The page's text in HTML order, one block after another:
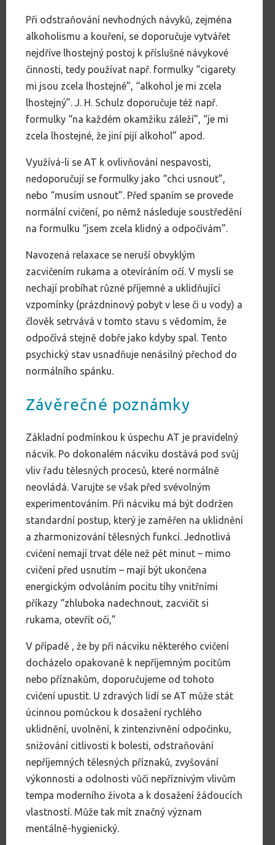
Při odstraňování nevhodných návyků, zejména
alkoholismu a kouření, se doporučuje vytvářet
nejdříve lhostejný postoj k příslušné návykové
činnosti, tedy používat např. formulky “cigarety
mi jsou zcela lhostejné”, “alkohol je mi zcela
lhostejný”. J. H. Schulz doporučuje též např.
formulky “na každém okamžiku záleží”, “je mi
zcela lhostejné, že jiní pijí alkohol” apod.
Využívá-li se AT k ovlivňování nespavosti,
nedoporučují se formulky jako “chci usnout”,
nebo “musím usnout”. Před spaním se provede
normální cvičení, po němž následuje soustředění
na formulku “jsem zcela klidný a odpočívám”.
Navozená relaxace se neruší obvyklým
zacvičením rukama a otevíráním očí. V mysli se
nechají probíhat různé příjemné a uklidňující
vzpomínky (prázdninový pobyt v lese či u vody) a
člověk setrvává v tomto stavu s vědomím, že
odpočívá stejně dobře jako kdyby spal. Tento
psychický stav usnadňuje nenásilný přechod do
normálního spánku.
Závěrečné poznámky
Základní podmínkou k úspechu AT je pravidelný
nácvik. Po dokonalém nácviku dostává pod svůj
vliv řadu tělesných procesů, které normálně
neovládá. Varujte se však před svévolným
experimentováním. Při nácviku má být dodržen
standardní postup, který je zaměřen na uklidnění
a zharmonizování tělesných funkcí. Jednotlivá
cvičení nemají trvat déle než pět minut – mimo
cvičení před usnutím – mají být ukončena
energickým odvoláním pocitu tíhy vnitřními
příkazy “zhluboka nadechnout, zacvičit si
rukama, otevřít oči,”
V případě , že by při nácviku některého cvičení
docházelo opakovaně k nepříjemným pocitům
nebo příznakům, doporučujeme od tohoto
cvičení upustit. U zdravých lidí se AT může stát
úcinnou pomůckou k dosažení rychlého
uklidnění, uvolnění, k zintenzivnění odpočinku,
snižování citlivosti k bolesti, odstraňování
nepříjemných tělesných příznaků, zvyšování
výkonnosti a odolnosti vůči nepříznivým vlivům
tempa moderního života a k dosažení žádoucích
vlastností. Může tak mít značný význam
mentálně-hygienický.